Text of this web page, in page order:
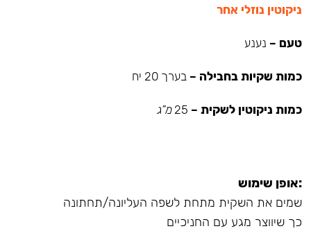
ניקוטין נוזלי אחר
טעם – נענע
כמות שקיות בחבילה – בערך 20 יח
כמות ניקוטין לשקית – מ”ג
:אופן שימוש
שמים את השקית מתחת לשפה העליונה/תחתונה
כך שיווצר מגע עם החניכיים